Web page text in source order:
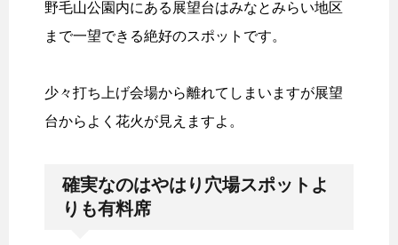
野毛山公園内にある展望台はみなとみらい地区
まで一望できる絶好のスポットです。
少々打ち上げ会場から離れてしまいますが展望
台からよく花火が見えますよ。
確実なのはやはり穴場スポットよ
りも有料席